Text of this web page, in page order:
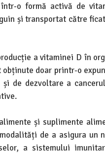
o formă activă de
și transportat către
a vitaminei D în
doar printr-o
de dezvoltare a
și suplimente
de a asigura un
a sistemului